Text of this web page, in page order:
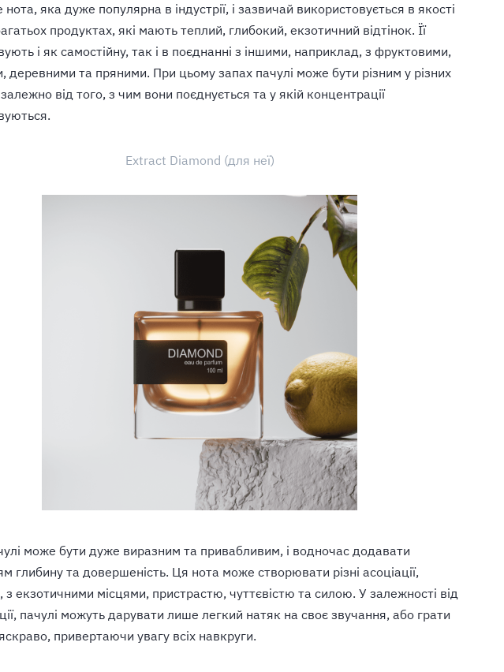
нота, яка дуже популярна в індустрії, і зазвичай використовується в якості
продуктах, які мають теплий, глибокий, екзотичний відтінок. Її
і як самостійну, так і в поєднанні з іншими, наприклад, з фруктовими,
деревними та пряними. При цьому запах пачулі може бути різним у різних
від того, з чим вони поєднується та у якій концентрації
Extract Diamond (для неї)
може бути дуже виразним та привабливим, і водночас додавати
глибину та довершеність. Ця нота може створювати різні асоціації,
з екзотичними місцями, пристрастю, чуттєвістю та силою. У залежності від
пачулі можуть дарувати лише легкий натяк на своє звучання, або грати
привертаючи увагу всіх навкруги.